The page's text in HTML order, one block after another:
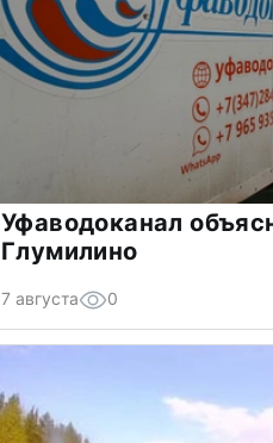
Уфаводоканал
Глумилино
7 августа 0